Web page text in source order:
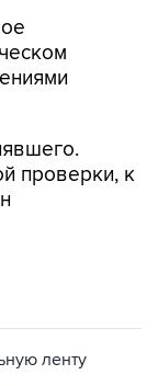
проверки, к
ленту